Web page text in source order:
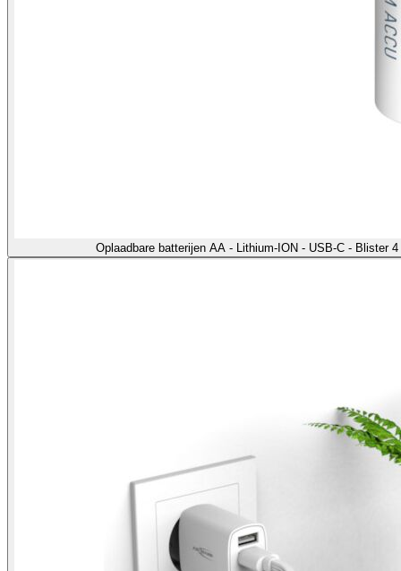
Oplaadbare batterijen AA - Lithium-ION - USB-C - Blister